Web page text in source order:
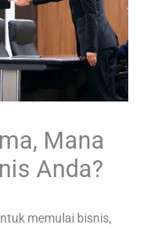
Mana
Anda?
memulai bisnis,